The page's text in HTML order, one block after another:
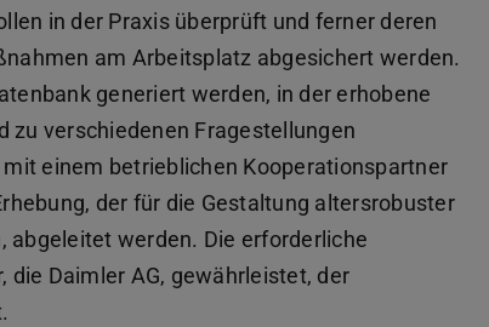
in der Praxis überprüft und ferner deren
am Arbeitsplatz abgesichert werden.
generiert werden, in der erhobene
zu verschiedenen Fragestellungen
einem betrieblichen Kooperationspartner
der für die Gestaltung altersrobuster
werden. Die erforderliche
die Daimler AG, gewährleistet, der